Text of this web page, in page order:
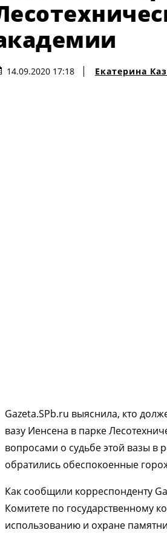
14.09.2020 17:18 Екатерина
Gazeta.SPb.ru выяснила, кто
вазу Иенсена в парке
вопросами о судьбе этой вазы в
обратились обеспокоенные
Как сообщили корреспонденту
Комитете по государственному
использованию и охране